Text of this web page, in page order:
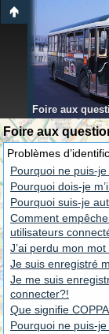
Foire aux
Foire aux
Problèmes
Pourquoi ne puis-
Pourquoi dois-je
Pourquoi suis-je
Comment
utilisateurs
J’ai perdu mon
Je suis enregistré
Je me suis
connecter?!
Que signifie
Pourquoi ne puis-je